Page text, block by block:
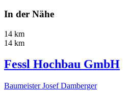
In der Nähe
14 km
14 km
Fessl Hochbau GmbH
Baumeister Josef Damberger